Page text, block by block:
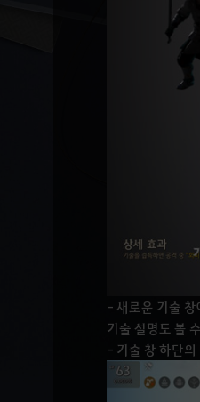
- 새로운 기술 창
기술 설명도 볼
- 기술 창 하단의